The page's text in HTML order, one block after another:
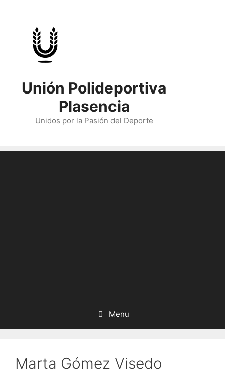
Unión Polideportiva
Plasencia
Unidos por la Pasión del Deporte
Menu
Marta Gómez Visedo